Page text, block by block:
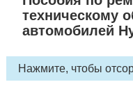
техническому
автомобилей